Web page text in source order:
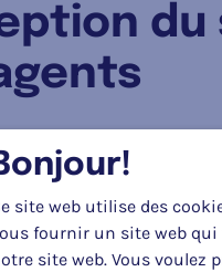
à jour le :
2024
site web utilise des
fournir un site web
site web. Vous voulez